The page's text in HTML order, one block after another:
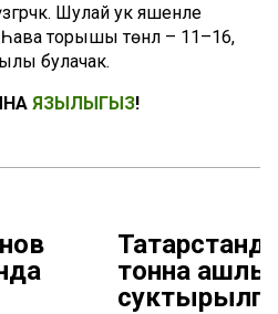
Шулай ук яшенле
Һава торышы төнлә – 11–16,
булачак.
ЯЗЫЛЫГЫЗ!
тонна